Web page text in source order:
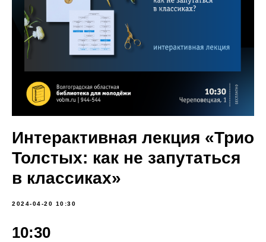
Интерактивная лекция «Трио
Толстых: как не запутаться
в классиках»
2024-04-20 10:30
10:30